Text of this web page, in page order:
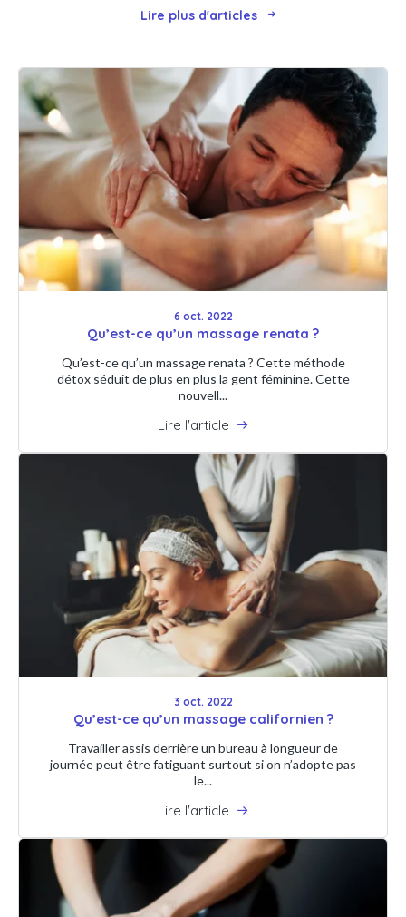
Lire plus d'articles
6 oct. 2022
Qu’est-ce qu’un massage renata ?
Qu’est-ce qu’un massage renata ? Cette méthode
détox séduit de plus en plus la gent féminine. Cette
nouvell...
Lire l'article
3 oct. 2022
Qu’est-ce qu’un massage californien ?
Travailler assis derrière un bureau à longueur de
journée peut être fatiguant surtout si on n’adopte pas
le...
Lire l'article